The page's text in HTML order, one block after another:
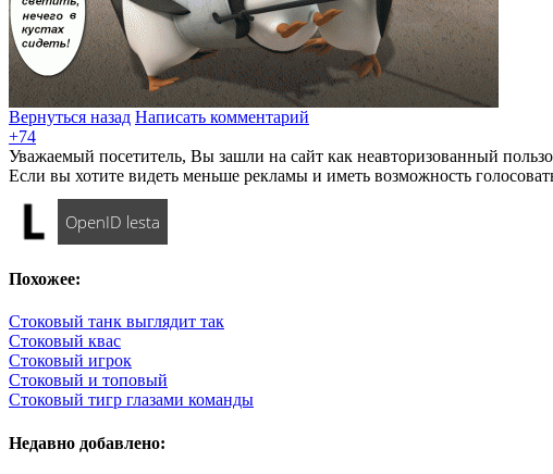
Вернуться назад Написать комментарий
+74
Уважаемый посетитель, Вы зашли на сайт как неавторизованный
Если вы хотите видеть меньше рекламы и иметь возможность
OpenID lesta
Похожее:
Стоковый танк выглядит так
Стоковый квас
Стоковый игрок
Стоковый и топовый
Стоковый тигр глазами команды
Недавно добавлено: